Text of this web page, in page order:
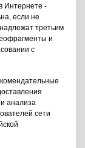
Интернете -
если не
третьим
и
с
анализа
сети